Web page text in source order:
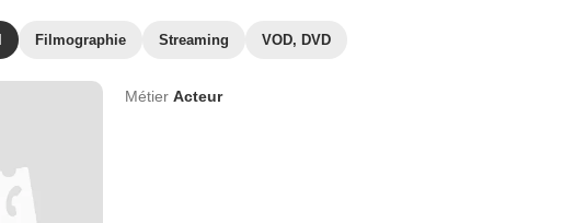
Filmographie Streaming VOD, DVD
Métier Acteur